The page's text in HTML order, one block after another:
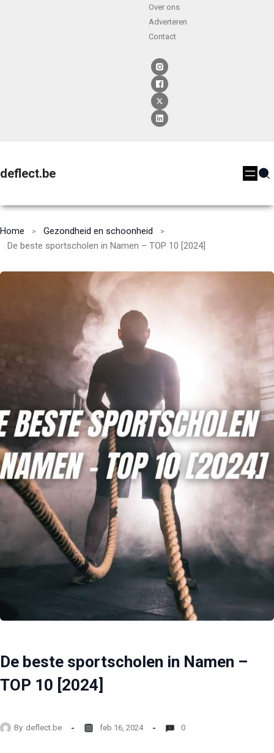
Over ons
Adverteren
Contact
deflect.be
Home
Gezondheid en schoonheid
De beste sportscholen in Namen – TOP 10 [2024]
De beste sportscholen in Namen –
TOP 10 [2024]
By deflect.be feb 16, 2024 0